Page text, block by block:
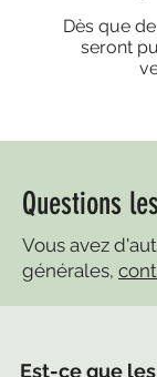
Dès que
seront
Questions
Vous avez
générales,
Est-ce que les